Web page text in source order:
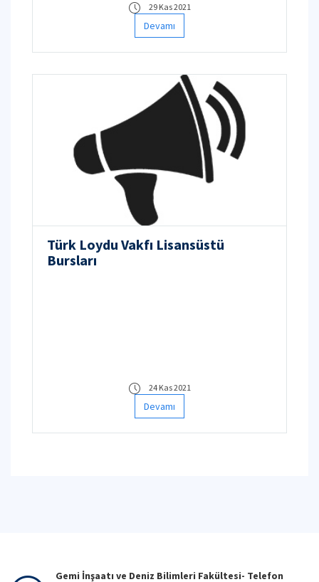
29 Kas 2021
Devamı
Türk Loydu Vakfı Lisansüstü
Bursları
24 Kas 2021
Devamı
Gemi İnşaatı ve Deniz Bilimleri Fakültesi- Telefon